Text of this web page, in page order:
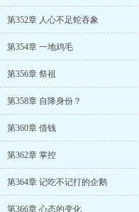
第352章 人心不足蛇吞象
第354章 一地鸡毛
第356章 祭祖
第358章 自降身份？
第360章 借钱
第362章 掌控
第364章 记吃不记打的企鹅
第366章 心态的变化